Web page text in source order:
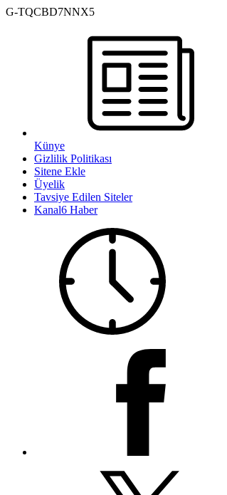
G-TQCBD7NNX5
Künye
Gizlilik Politikası
Sitene Ekle
Üyelik
Tavsiye Edilen Siteler
Kanal6 Haber